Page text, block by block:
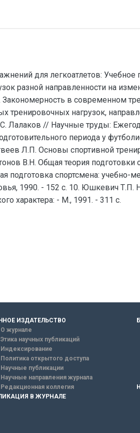
для легкоатлетов:
разной направленности на
в современном
тренировочных нагрузок,
Лалаков // Научные труды:
периода у
Л.П. Основы спортивной
В.Н. Общая теория
подготовка спортсмена:
1990. - 152 с. 10. Юшкевич
характера: - М., 1991. - 311 с.
ИЗДАТЕЛЬСТВО
О журнале
Этика научных публикаций
Индексирование
Политика открытого доступа
Научные публикации
Научные направления журнала
Редакционная коллегия
В ЖУРНАЛЕ